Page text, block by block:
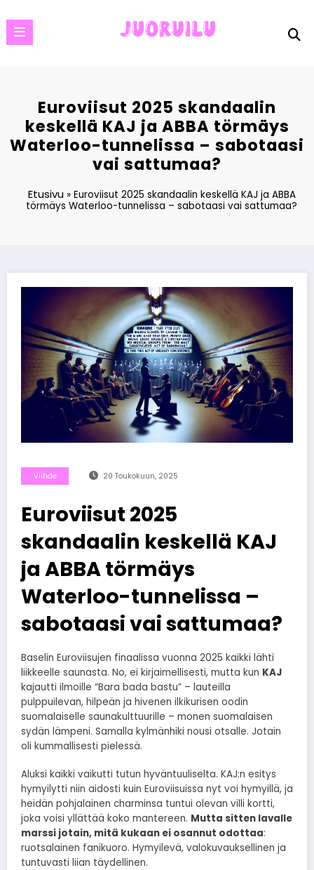
to
content
Euroviisut 2025 skandaalin
keskellä KAJ ja ABBA törmäys
Waterloo-tunnelissa – sabotaasi
vai sattumaa?
Etusivu» Euroviisut 2025 skandaalin keskellä KAJ ja ABBA
törmäys Waterloo-tunnelissa – sabotaasi vai sattumaa?
Viihde 20 Toukokuun, 2025
Euroviisut 2025
skandaalin keskellä KAJ
ja ABBA törmäys
Waterloo-tunnelissa –
sabotaasi vai sattumaa?
Baselin Euroviisujen finaalissa vuonna 2025 kaikki lähti
liikkeelle saunasta. No, ei kirjaimellisesti, mutta kun KAJ
kajautti ilmoille “Bara bada bastu” – lauteilla
pulppuilevan, hilpeän ja hivenen ilkikurisen oodin
suomalaiselle saunakulttuurille – monen suomalaisen
sydän lämpeni. Samalla kylmänhiki nousi otsalle. Jotain
oli kummallisesti pielessä.
Aluksi kaikki vaikutti tutun hyväntuuliselta. KAJ:n esitys
hymyilytti niin aidosti kuin Euroviisuissa nyt voi hymyillä, ja
heidän pohjalainen charminsa tuntui olevan villi kortti,
joka voisi yllättää koko mantereen. Mutta sitten lavalle
marssi jotain, mitä kukaan ei osannut odottaa:
ruotsalainen fanikuoro. Hymyilevä, valokuvauksellinen ja
tuntuvasti liian täydellinen.